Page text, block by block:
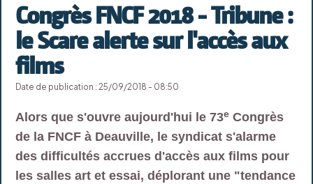
Congrès FNCF 2018 - Tribune :
le Scare alerte sur l'accès aux
films
Date de publication : 25/09/2018 - 08:50
Alors que s'ouvre aujourd'hui le 73e Congrès
de la FNCF à Deauville, le syndicat s'alarme
des difficultés accrues d'accès aux films pour
les salles art et essai, déplorant une "tendance